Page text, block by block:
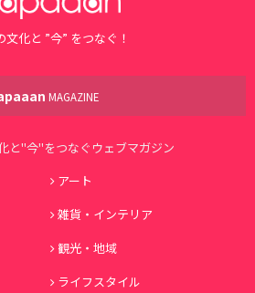
文化と ”今” をつなぐ！
MAGAZINE
と"今"をつなぐウェブマガジン
アート
雑貨・インテリア
観光・地域
ライフスタイル